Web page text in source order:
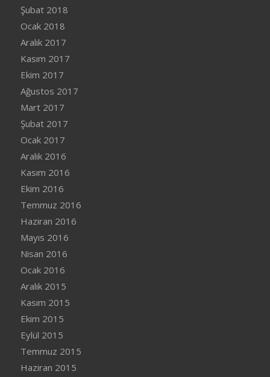
Şubat 2018
Ocak 2018
Aralık 2017
Kasım 2017
Ekim 2017
Ağustos 2017
Mart 2017
Şubat 2017
Ocak 2017
Aralık 2016
Kasım 2016
Ekim 2016
Temmuz 2016
Haziran 2016
Mayıs 2016
Nisan 2016
Ocak 2016
Aralık 2015
Kasım 2015
Ekim 2015
Eylül 2015
Temmuz 2015
Haziran 2015